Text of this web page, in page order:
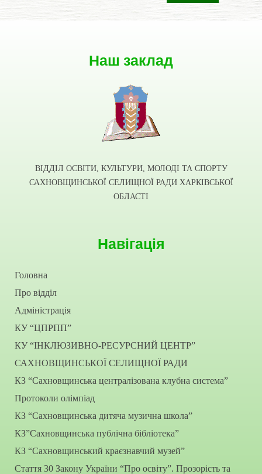
Наш заклад
ВІДДІЛ ОСВІТИ, КУЛЬТУРИ, МОЛОДІ ТА СПОРТУ
САХНОВЩИНСЬКОЇ СЕЛИЩНОЇ РАДИ ХАРКІВСЬКОЇ
ОБЛАСТІ
Навігація
Головна
Про відділ
Адміністрація
КУ “ЦПРПП”
КУ “ІНКЛЮЗИВНО-РЕСУРСНИЙ ЦЕНТР”
САХНОВЩИНСЬКОЇ СЕЛИЩНОЇ РАДИ
КЗ “Сахновщинська централізована клубна система”
Протоколи олімпіад
КЗ “Сахновщинська дитяча музична школа”
КЗ”Сахновщинська публічна бібліотека”
КЗ “Сахновщинський краєзнавчий музей”
Стаття 30 Закону України “Про освіту”. Прозорість та